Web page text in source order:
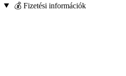
💰 Fizetési információk